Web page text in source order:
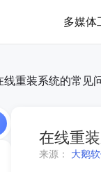
多媒体
线重装系统的常见
在线重
来源： 大鹅